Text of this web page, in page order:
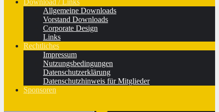
Download / Links
Allgemeine Downloads
Vorstand Downloads
Corporate Design
Links
Rechtliches
Impressum
Nutzungsbedingungen
Datenschutzerklärung
Datenschutzhinweis für Mitglieder
Sponsoren